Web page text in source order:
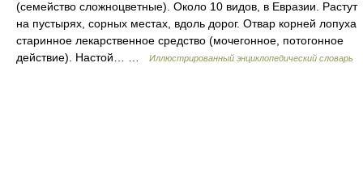
(семейство сложноцветные). Около 10 видов, в Евразии. Растут
на пустырях, сорных местах, вдоль дорог. Отвар корней лопуха
старинное лекарственное средство (мочегонное, потогонное
действие). Настой… …
Иллюстрированный энциклопедический словарь